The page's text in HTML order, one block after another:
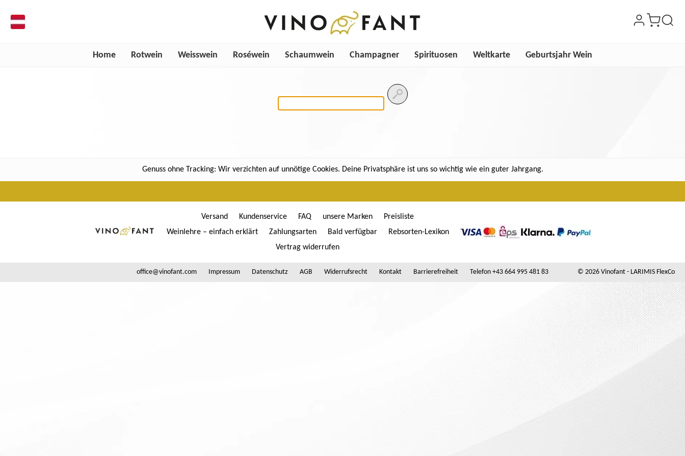
Home Rotwein Weisswein Roséwein Schaumwein Champagner Spirituosen Weltkarte Geburtsjahr Wein
Genuss ohne Tracking: Wir verzichten auf unnötige Cookies. Deine Privatsphäre ist uns so wichtig wie ein guter Jahrgang.
Versand Kundenservice FAQ unsere Marken
Preisliste
Weinlehre – einfach erklärt
Zahlungsarten Bald verfügbar
Rebsorten-Lexikon
Vertrag widerrufen
office@vinofant.com Impressum Datenschutz AGB Widerrufsrecht Kontakt Barrierefreiheit Telefon +43 664 995 481 83 © 2026 Vinofant - LARIMIS FlexCo